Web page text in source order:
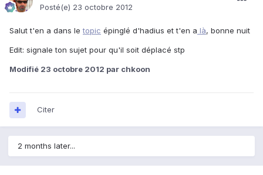
Posté(e) 23 octobre 2012
Salut t'en a dans letopic épinglé d'hadius et t'en a là, bonne nuit
Edit: signale ton sujet pour qu'il soit déplacé stp
Modifié 23 octobre 2012 par chkoon
Citer
2 months later...